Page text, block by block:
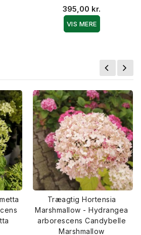
395,00 kr.
VIS MERE
Træagtig Hortensia
Marshmallow - Hydrangea
arborescens Candybelle
Marshmallow